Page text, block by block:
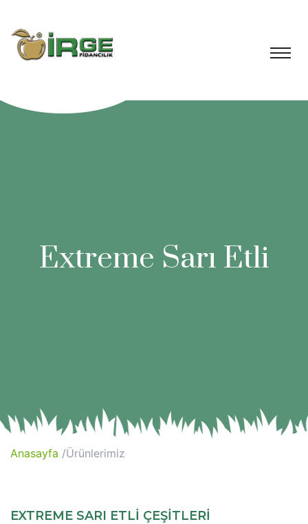
Extreme Sarı Etli
Anasayfa /Ürünlerimiz
EXTREME SARI ETLİ ÇEŞİTLERİ